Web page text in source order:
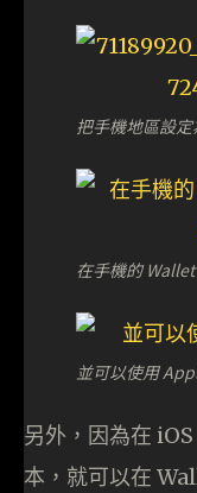
把手機地區設
在手機的
並可以使用
另外，因為在
本，就可以在